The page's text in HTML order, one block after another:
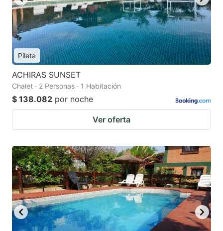
Pileta
ACHIRAS SUNSET
Chalet · 2 Personas · 1 Habitación
$ 138.082 por noche
Ver oferta